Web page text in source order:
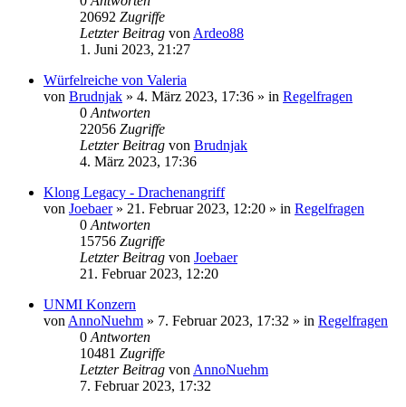
20692 Zugriffe
Letzter Beitrag von Ardeo88
1. Juni 2023, 21:27
Würfelreiche von Valeria
von Brudnjak » 4. März 2023, 17:36 » in Regelfragen
0 Antworten
22056 Zugriffe
Letzter Beitrag von Brudnjak
4. März 2023, 17:36
Klong Legacy - Drachenangriff
von Joebaer» 21. Februar 2023, 12:20 » in Regelfragen
0 Antworten
15756 Zugriffe
Letzter Beitrag von Joebaer
21. Februar 2023, 12:20
UNMI Konzern
von AnnoNuehm » 7. Februar 2023, 17:32 » in Regelfragen
0 Antworten
10481 Zugriffe
Letzter Beitrag von AnnoNuehm
7. Februar 2023, 17:32